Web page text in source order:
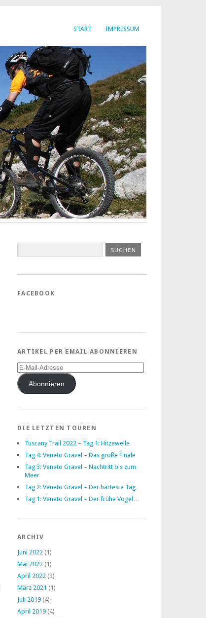
START IMPRESSUM
FACEBOOK
ARTIKEL PER EMAIL ABONNIEREN
E-
Mail-
AdresseAbonnieren
DIE LETZTEN TOUREN
Tuscany Trail 2022 – Tag 1: Hitzewelle
Tag 4: Veneto Gravel – Das große Finale
Tag 3: Veneto Gravel – Nachtritt bis zum
Meer
Tag 2: Veneto Gravel – Der härteste Tag
Tag 1: Veneto Gravel – Der frühe Vogel…
ARCHIV
Juni 2022 (1)
Mai 2022 (1)
April 2022 (3)
März 2021 (1)
Juli 2019 (4)
April 2019 (4)